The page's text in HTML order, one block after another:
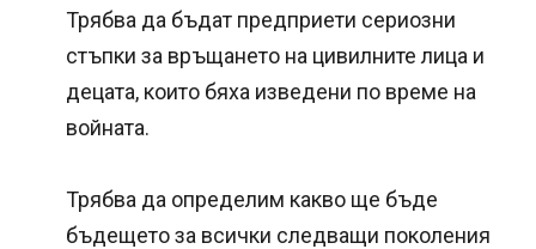
Трябва да бъдат предприети сериозни
стъпки за връщането на цивилните лица и
децата, които бяха изведени по време на
войната.
Трябва да определим какво ще бъде
бъдещето за всички следващи поколения